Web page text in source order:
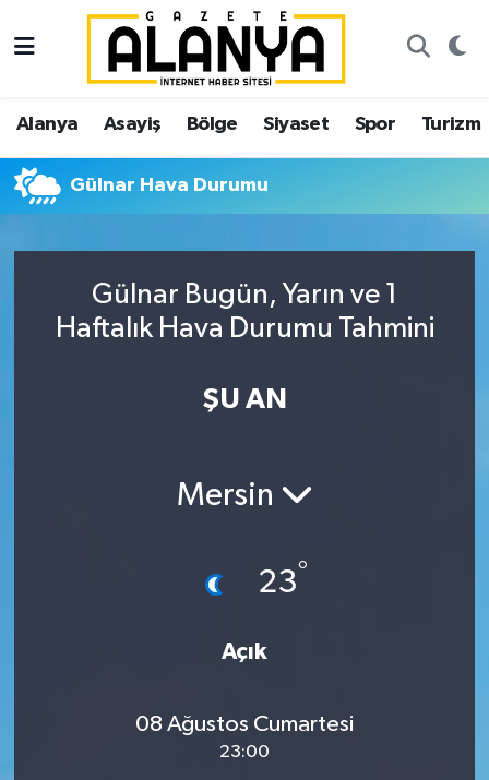
Alanya Asayiş Bölge Siyaset Spor Turizm
Gülnar Hava Durumu
Gülnar Bugün, Yarın ve 1
Haftalık Hava Durumu Tahmini
ŞU AN
Mersin
23°
Açık
08 Ağustos Cumartesi
23:00
Alanya
Asayiş
Bölge
Siyaset
Spor
İstanbul Nöbetçi Eczaneler
İstanbul Hava Durumu
İstanbul Trafik Yoğunluk Haritası
Süper Lig Puan Durumu ve Fikstür
Tüm Manşetler